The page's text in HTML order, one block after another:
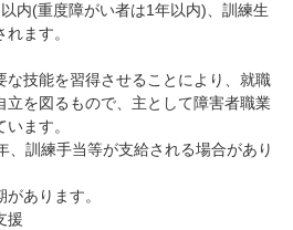
内(重度障がい者は1年以内)、訓練生
ます。
な技能を習得させることにより、就職
立を図るもので、主として障害者職業
ます。
、訓練手当等が支給される場合があり
あります。
援